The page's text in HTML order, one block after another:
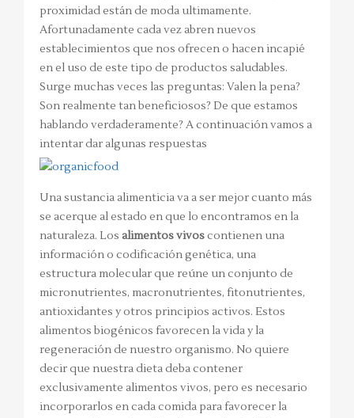
proximidad están de moda ultimamente.
Afortunadamente cada vez abren nuevos
establecimientos que nos ofrecen o hacen incapié
en el uso de este tipo de productos saludables.
Surge muchas veces las preguntas: Valen la pena?
Son realmente tan beneficiosos? De que estamos
hablando verdaderamente? A continuación vamos a
intentar dar algunas respuestas
Una sustancia alimenticia va a ser mejor cuanto más
se acerque al estado en que lo encontramos en la
naturaleza. Los alimentos vivoscontienen una
información o codificación genética, una
estructura molecular que reúne un conjunto de
micronutrientes, macronutrientes, fitonutrientes,
antioxidantes y otros principios activos. Estos
alimentos biogénicos favorecen la vida y la
regeneración de nuestro organismo. No quiere
decir que nuestra dieta deba contener
exclusivamente alimentos vivos, pero es necesario
incorporarlos en cada comida para favorecer la